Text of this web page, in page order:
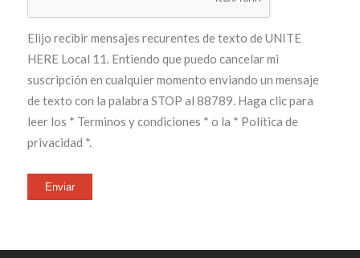
Elijo recibir mensajes recurentes de texto de UNITE
HERE Local 11. Entiendo que puedo cancelar mi
suscripción en cualquier momento enviando un mensaje
de texto con la palabra STOP al 88789. Haga clic para
leer los * Terminos y condiciones * o la * Política de
privacidad *.
Enviar